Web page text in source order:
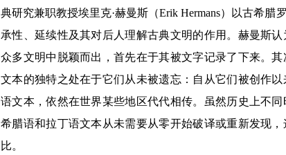
典研究兼职教授埃里克·赫曼斯（Erik Hermans）以古希
承性、延续性及其对后人理解古典文明的作用。赫曼斯
众多文明中脱颖而出，首先在于其被文字记录了下来。
文本的独特之处在于它们从未被遗忘：自从它们被创作
语文本，依然在世界某些地区代代相传。虽然历史上不
希腊语和拉丁语文本从未需要从零开始破译或重新发现
比。